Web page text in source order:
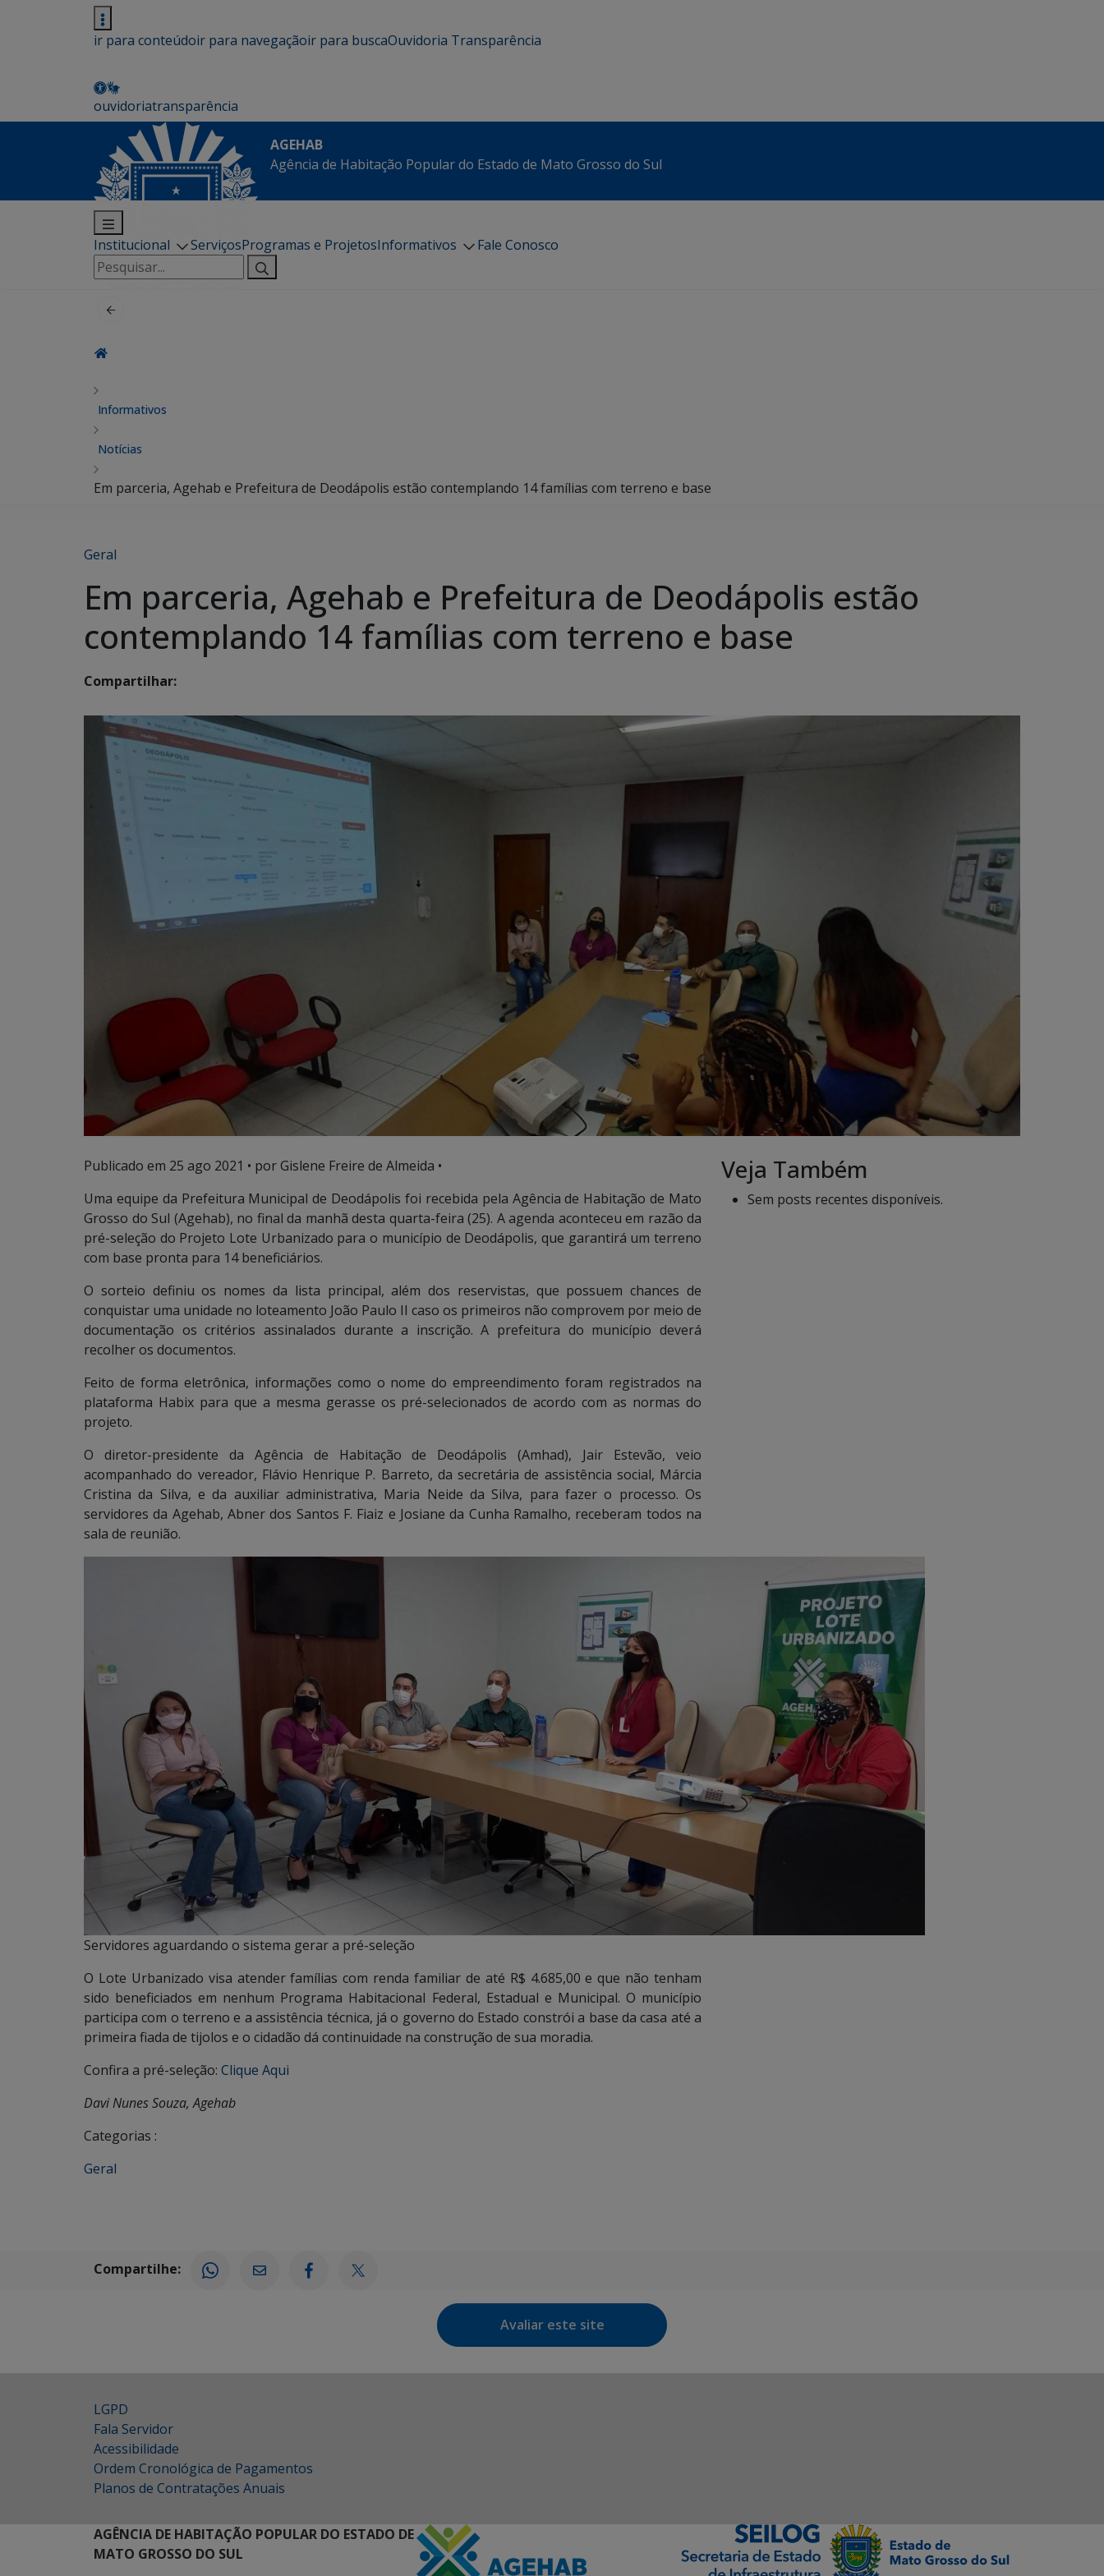
ir para conteúdoir para navegaçãoir para buscaOuvidoria Transparência
ouvidoriatransparência
AGEHAB
Agência de Habitação Popular do Estado de Mato Grosso do Sul
Institucional ServiçosProgramas e ProjetosInformativos
Fale Conosco
Pesquisar
por:
Informativos
Notícias
Em parceria, Agehab e Prefeitura de Deodápolis estão contemplando 14 famílias com terreno e base
Geral
Em parceria, Agehab e Prefeitura de Deodápolis estão
contemplando 14 famílias com terreno e base
Compartilhar:
Publicado em 25 ago 2021 • por Gislene Freire de Almeida •
Uma equipe da Prefeitura Municipal de Deodápolis foi recebida pela Agência de Habitação de Mato
Grosso do Sul (Agehab), no final da manhã desta quarta-feira (25). A agenda aconteceu em razão da
pré-seleção do Projeto Lote Urbanizado para o município de Deodápolis, que garantirá um terreno
com base pronta para 14 beneficiários.
O sorteio definiu os nomes da lista principal, além dos reservistas, que possuem chances de
conquistar uma unidade no loteamento João Paulo II caso os primeiros não comprovem por meio de
documentação os critérios assinalados durante a inscrição. A prefeitura do município deverá
recolher os documentos.
Feito de forma eletrônica, informações como o nome do empreendimento foram registrados na
plataforma Habix para que a mesma gerasse os pré-selecionados de acordo com as normas do
projeto.
O diretor-presidente da Agência de Habitação de Deodápolis (Amhad), Jair Estevão, veio
acompanhado do vereador, Flávio Henrique P. Barreto, da secretária de assistência social, Márcia
Cristina da Silva, e da auxiliar administrativa, Maria Neide da Silva, para fazer o processo. Os
servidores da Agehab, Abner dos Santos F. Fiaiz e Josiane da Cunha Ramalho, receberam todos na
sala de reunião.
Servidores aguardando o sistema gerar a pré-seleção
O Lote Urbanizado visa atender famílias com renda familiar de até R$ 4.685,00 e que não tenham
sido beneficiados em nenhum Programa Habitacional Federal, Estadual e Municipal. O município
participa com o terreno e a assistência técnica, já o governo do Estado constrói a base da casa até a
primeira fiada de tijolos e o cidadão dá continuidade na construção de sua moradia.
Confira a pré-seleção: Clique Aqui
Davi Nunes Souza, Agehab
Categorias :
Geral
Veja Também
Sem posts recentes disponíveis.
Compartilhe:
Avaliar este site
LGPD
Fala Servidor
Acessibilidade
Ordem Cronológica de Pagamentos
Planos de Contratações Anuais
AGÊNCIA DE HABITAÇÃO POPULAR DO ESTADO DE
MATO GROSSO DO SUL